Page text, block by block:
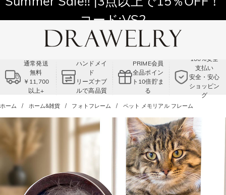
11,700円以上通常配送無料！
Summer Sale!! |3点以上で15％OFF！
コード:VS2
通常発送
無料
￥11,700
以上+
ハンドメイ
ド
リーズナブ
ルで高品質
PRIME会員
全品ポイン
ト10倍貯ま
る
100%安全
支払い
安全・安心
ショッピン
グ
ホーム ホーム&雑貨 フォトフレーム ペット メモリアル フレーム